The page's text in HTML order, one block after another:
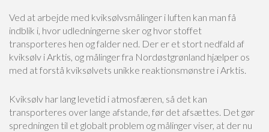
Ved at arbejde med kviksølvsmålinger i luften kan man få
indblik i, hvor udledningerne sker og hvor stoffet
transporteres hen og falder ned. Der er et stort nedfald af
kviksølv i Arktis, og målinger fra Nordøstgrønland hjælper os
med at forstå kviksølvets unikke reaktionsmønstre i Arktis.
Kviksølv har lang levetid i atmosfæren, så det kan
transporteres over lange afstande, før det afsættes. Det gør
spredningen til et globalt problem og målinger viser, at der nu